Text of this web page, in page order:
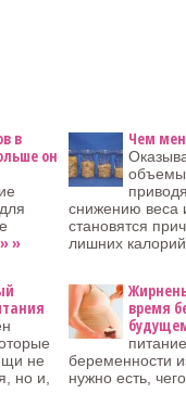
в
он
»
Чем
объемы
снижению веса
становятся
лишних
не
но и,
время
беременности
нужно есть,